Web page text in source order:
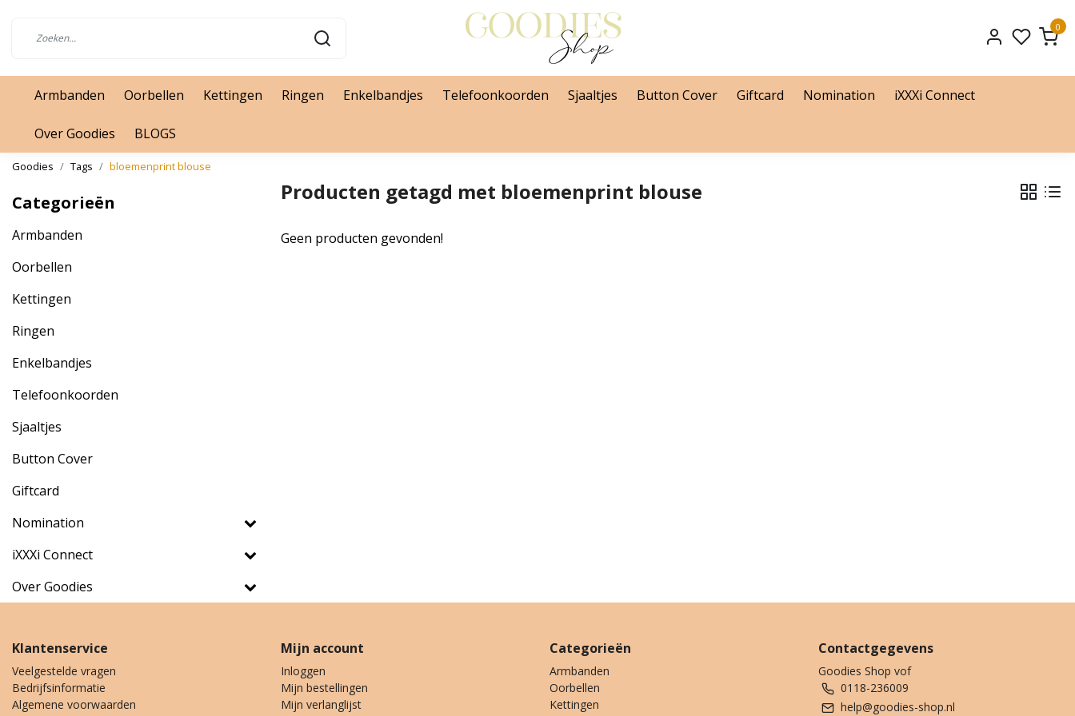
0
Armbanden Oorbellen Kettingen Ringen Enkelbandjes Telefoonkoorden Sjaaltjes Button Cover Giftcard Nomination iXXXi Connect
Over Goodies BLOGS
Goodies Tags bloemenprint blouse
Categorieën
Armbanden
Oorbellen
Kettingen
Ringen
Enkelbandjes
Telefoonkoorden
Sjaaltjes
Button Cover
Giftcard
Nomination
iXXXi Connect
Over Goodies
Producten getagd met bloemenprint blouse
Geen producten gevonden!
Klantenservice
Veelgestelde vragen
Bedrijfsinformatie
Algemene voorwaarden
Mijn account
Inloggen
Mijn bestellingen
Mijn verlanglijst
Categorieën
Armbanden
Oorbellen
Kettingen
Contactgegevens
Goodies Shop vof
0118-236009
help@goodies-shop.nl